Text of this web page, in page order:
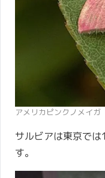
アメリカピンクノメイガ
サルビアは東京で
す。